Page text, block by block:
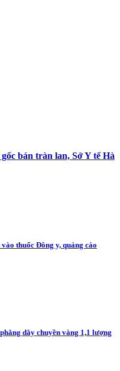
bán tràn lan, Sở Y tế Hà
thuốc Đông y, quảng cáo
dây chuyền vàng 1,1 lượng